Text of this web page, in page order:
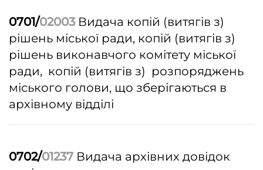
0701/02003Видача копій (витягів з)
рішень міської ради, копій (витягів з)
рішень виконавчого комітету міської
ради, копій (витягів з) розпоряджень
міського голови, що зберігаються в
архівному відділі
0702/01237 Видача архівних довідок